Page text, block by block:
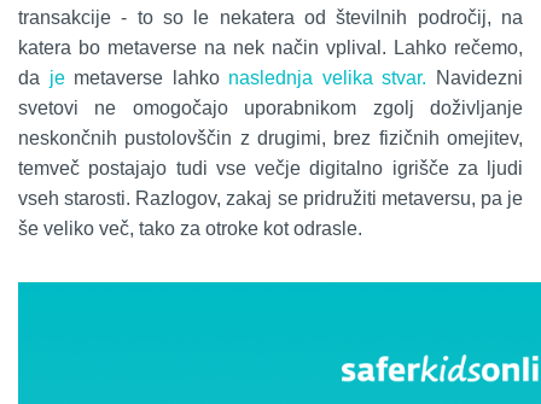
transakcije - to so le nekatera od številnih področij, na
katera bo metaverse na nek način vplival. Lahko rečemo,
da je metaverse lahko naslednja velika stvar. Navidezni
svetovi ne omogočajo uporabnikom zgolj doživljanje
neskončnih pustolovščin z drugimi, brez fizičnih omejitev,
temveč postajajo tudi vse večje digitalno igrišče za ljudi
vseh starosti. Razlogov, zakaj se pridružiti metaversu, pa je
še veliko več, tako za otroke kot odrasle.